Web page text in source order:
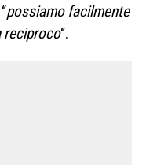
possiamo facilmente
reciproco“.